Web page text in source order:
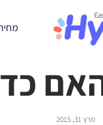
מרץ 31, 2015